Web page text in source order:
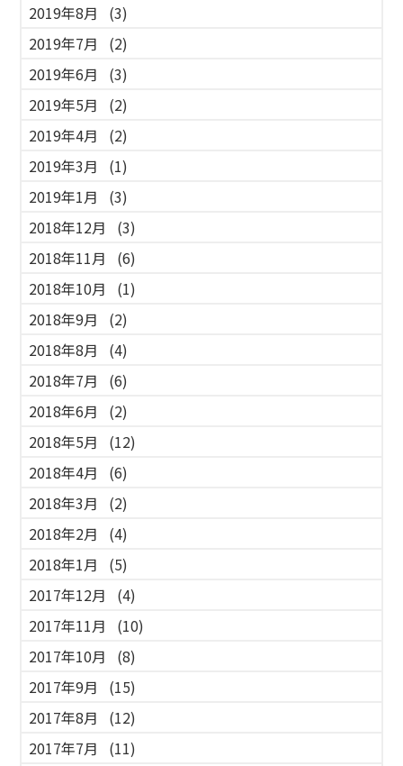
2019年8月
(3)
2019年7月
(2)
2019年6月
(3)
2019年5月
(2)
2019年4月
(2)
2019年3月
(1)
2019年1月
(3)
2018年12月
(3)
2018年11月
(6)
2018年10月
(1)
2018年9月
(2)
2018年8月
(4)
2018年7月
(6)
2018年6月
(2)
2018年5月
(12)
2018年4月
(6)
2018年3月
(2)
2018年2月
(4)
2018年1月
(5)
2017年12月
(4)
2017年11月
(10)
2017年10月
(8)
2017年9月
(15)
2017年8月
(12)
2017年7月
(11)